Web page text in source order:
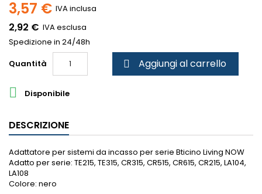
3,57 € IVA inclusa
2,92 € IVA esclusa
Spedizione in 24/48h
Quantità
 Aggiungi al carrello
 Disponibile
DESCRIZIONE
Adattatore per sistemi da incasso per serie Bticino Living NOW
Adatto per serie: TE215, TE315, CR315, CR515, CR615, CR215, LA104,
LA108
Colore: nero